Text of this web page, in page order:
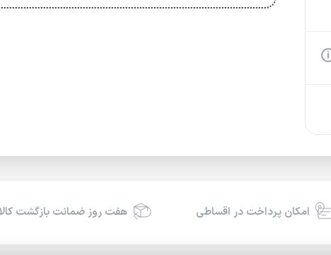
امکان پرداخت در اقساطی هفت روز ضمانت بازگشت کالا